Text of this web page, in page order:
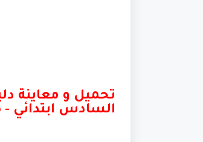
تحميل و معاينة
السادس ابتدائي -